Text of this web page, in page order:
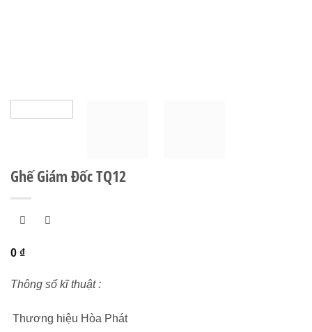
Ghế Giám Đốc TQ12
0 ₫
Thông số kĩ thuật :
Thương hiệu Hòa Phát